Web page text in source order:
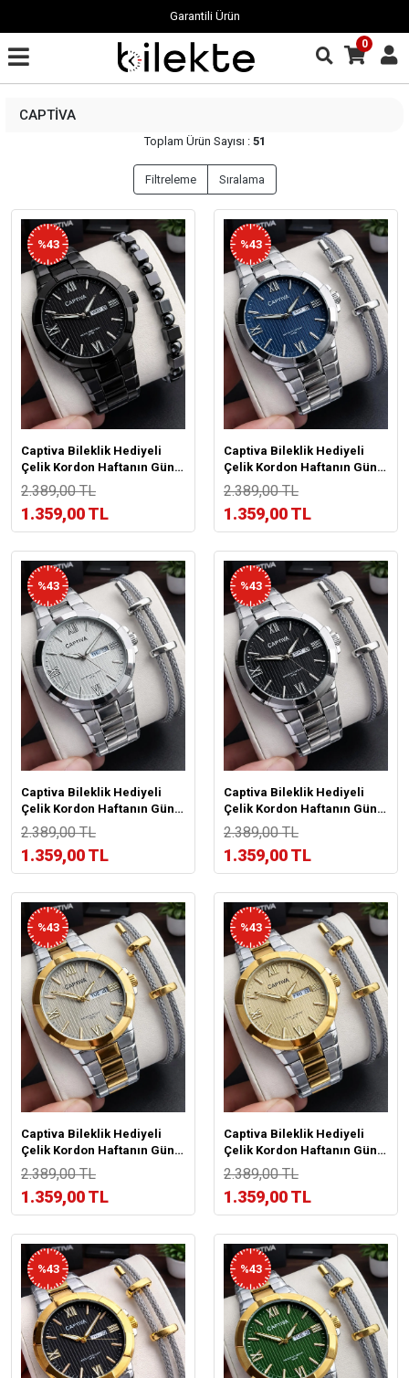
Garantili Ürün
0
CAPTİVA
Toplam Ürün Sayısı : 51
Filtreleme Sıralama
%43
Captiva Bileklik Hediyeli
Çelik Kordon Haftanın Günü
Ve Takvimli Kadran Erkek
Kol Saati CT.M.001.M8
2.389,00 TL
1.359,00 TL
%43
Captiva Bileklik Hediyeli
Çelik Kordon Haftanın Günü
Ve Takvimli Kadran Erkek
Kol Saati CT.M.001.M7
2.389,00 TL
1.359,00 TL
%43
Captiva Bileklik Hediyeli
Çelik Kordon Haftanın Günü
Ve Takvimli Kadran Erkek
Kol Saati CT.M.001.M6
2.389,00 TL
1.359,00 TL
%43
Captiva Bileklik Hediyeli
Çelik Kordon Haftanın Günü
Ve Takvimli Kadran Erkek
Kol Saati CT.M.001.M5
2.389,00 TL
1.359,00 TL
%43
Captiva Bileklik Hediyeli
Çelik Kordon Haftanın Günü
Ve Takvimli Kadran Erkek
Kol Saati CT.M.001.M4
2.389,00 TL
1.359,00 TL
%43
Captiva Bileklik Hediyeli
Çelik Kordon Haftanın Günü
Ve Takvimli Kadran Erkek
Kol Saati CT.M.001.M3
2.389,00 TL
1.359,00 TL
%43 %43